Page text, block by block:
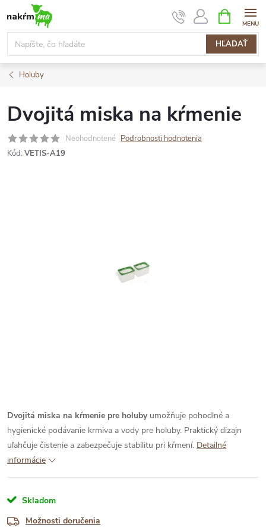
na
obsah
HĽADAŤ
KOŠÍK
Holuby
Dvojitá miska na kŕmenie
Neohodnotené Podrobnosti hodnotenia
Kód: VETIS-A19
Dvojitá miska na kŕmenie pre holubyumožňuje pohodlné a
hygienické podávanie krmiva a vody pre holuby. Praktický dizajn
uľahčuje čistenie a zabezpečuje stabilitu pri kŕmení. Detailné
informácie
Skladom
Možnosti doručenia